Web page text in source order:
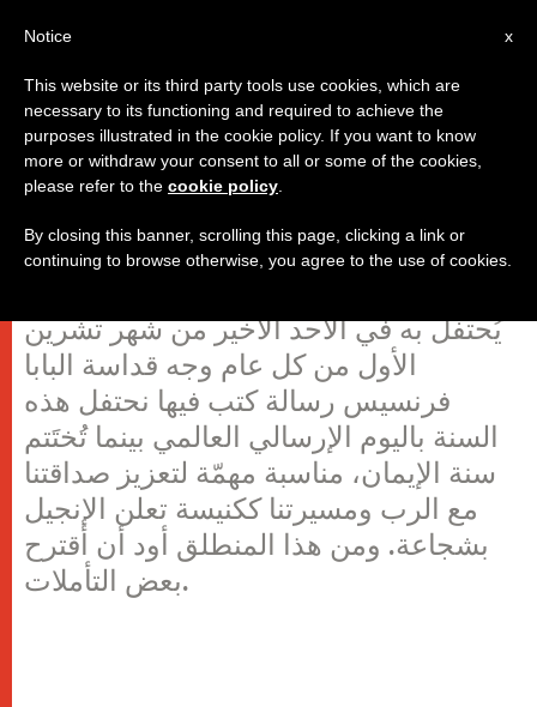
رسالة البابا فرنسيس بمناسبة اليوم
الإرسالي العالمي 2013
يُحتفل به في الأحد الأخير من شهر تشرين
الأول من كل عام وجه قداسة البابا
فرنسيس رسالة كتب فيها نحتفل هذه
السنة باليوم الإرسالي العالمي بينما تُختَتم
سنة الإيمان، مناسبة مهمّة لتعزيز صداقتنا
مع الرب ومسيرتنا ككنيسة تعلن الإنجيل
بشجاعة. ومن هذا المنطلق أود أن أقترح
بعض التأملات.
x
Notice
This website or its third party tools use cookies, which are
necessary to its functioning and required to achieve the
purposes illustrated in the cookie policy. If you want to know
more or withdraw your consent to all or some of the cookies,
please refer to the cookie policy
By closing this banner, scrolling this page, clicking a link or
continuing to browse otherwise, you agree to the use of cookies.